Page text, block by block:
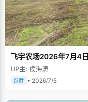
飞宇农场2026年7月4日
UP主: 侯海涛
跃胜 • 2026/7/5